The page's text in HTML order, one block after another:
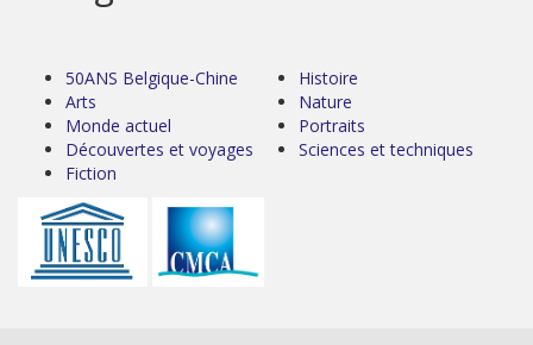
50ANS Belgique-Chine
Arts
Monde actuel
Découvertes et voyages
Fiction
Histoire
Nature
Portraits
Sciences et techniques